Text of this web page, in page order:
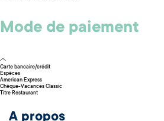
Mode de paiement
Carte bancaire/crédit
Espèces
American Express
Chèque-Vacances Classic
Titre Restaurant
A propos